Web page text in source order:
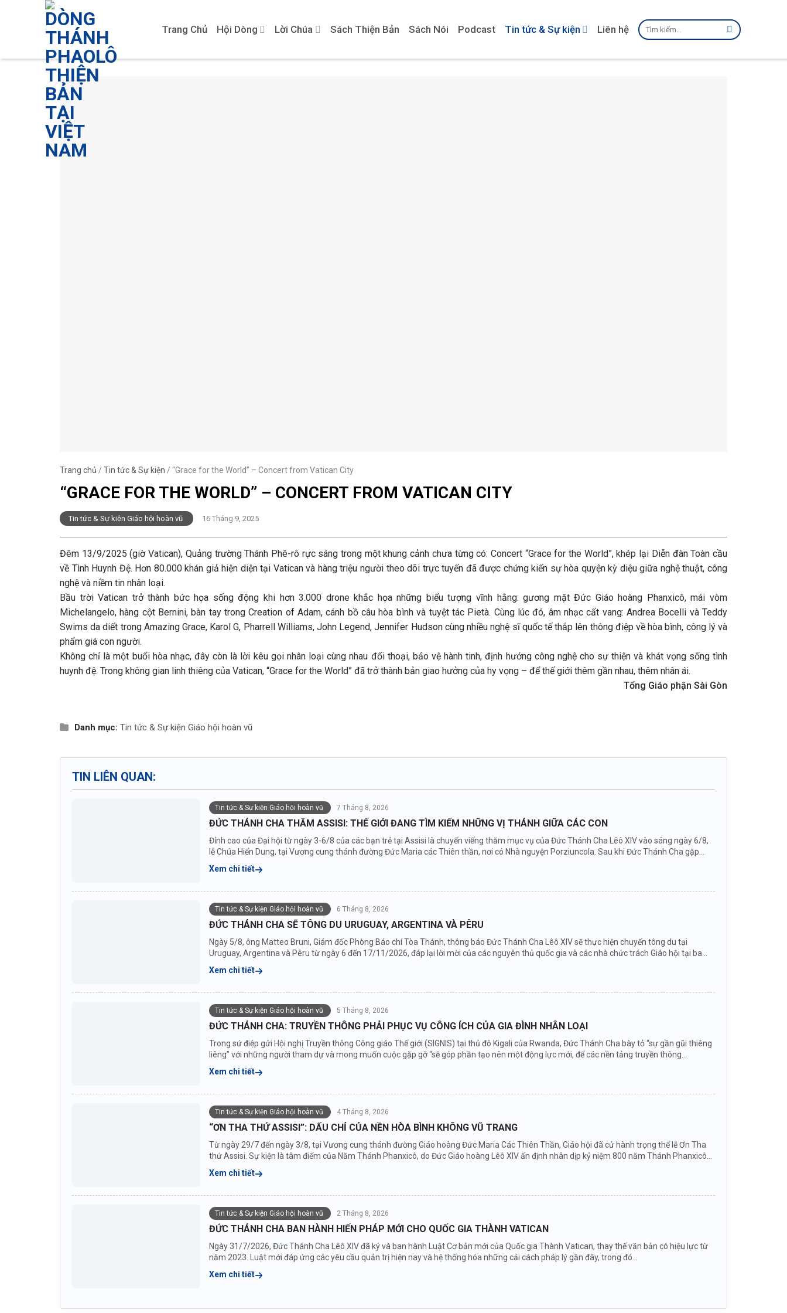
Trang Chủ Hội Dòng Lời Chúa Sách Thiện Bản Sách Nói Podcast Tin tức & Sự kiện Liên hệ
Tìm
kiếm:
Trang chủ / Tin tức & Sự kiện / “Grace for the World” – Concert from Vatican City
“GRACE FOR THE WORLD” – CONCERT FROM VATICAN CITY
Tin tức & Sự kiện Giáo hội hoàn vũ 16 Tháng 9, 2025
Đêm 13/9/2025 (giờ Vatican), Quảng trường Thánh Phê-rô rực sáng trong một khung cảnh chưa từng có: Concert “Grace for the World”, khép lại Diễn đàn Toàn cầu
về Tình Huynh Đệ. Hơn 80.000 khán giả hiện diện tại Vatican và hàng triệu người theo dõi trực tuyến đã được chứng kiến sự hòa quyện kỳ diệu giữa nghệ thuật, công
nghệ và niềm tin nhân loại.
Bầu trời Vatican trở thành bức họa sống động khi hơn 3.000 drone khắc họa những biểu tượng vĩnh hằng: gương mặt Đức Giáo hoàng Phanxicô, mái vòm
Michelangelo, hàng cột Bernini, bàn tay trong Creation of Adam, cánh bồ câu hòa bình và tuyệt tác Pietà. Cùng lúc đó, âm nhạc cất vang: Andrea Bocelli và Teddy
Swims da diết trong Amazing Grace, Karol G, Pharrell Williams, John Legend, Jennifer Hudson cùng nhiều nghệ sĩ quốc tế thắp lên thông điệp về hòa bình, công lý và
phẩm giá con người.
Không chỉ là một buổi hòa nhạc, đây còn là lời kêu gọi nhân loại cùng nhau đối thoại, bảo vệ hành tinh, định hướng công nghệ cho sự thiện và khát vọng sống tình
huynh đệ. Trong không gian linh thiêng của Vatican, “Grace for the World” đã trở thành bản giao hưởng của hy vọng – để thế giới thêm gần nhau, thêm nhân ái.
Tổng Giáo phận Sài Gòn
Danh mục: Tin tức & Sự kiện Giáo hội hoàn vũ
TIN LIÊN QUAN:
Tin tức & Sự kiện Giáo hội hoàn vũ 7 Tháng 8, 2026
ĐỨC THÁNH CHA THĂM ASSISI: THẾ GIỚI ĐANG TÌM KIẾM NHỮNG VỊ THÁNH GIỮA CÁC CON
Đỉnh cao của Đại hội từ ngày 3-6/8 của các bạn trẻ tại Assisi là chuyến viếng thăm mục vụ của Đức Thánh Cha Lêô XIV vào sáng ngày 6/8,
lễ Chúa Hiển Dung, tại Vương cung thánh đường Đức Maria các Thiên thần, nơi có Nhà nguyện Porziuncola. Sau khi Đức Thánh Cha gặp...
Xem chi tiết
Tin tức & Sự kiện Giáo hội hoàn vũ 6 Tháng 8, 2026
ĐỨC THÁNH CHA SẼ TÔNG DU URUGUAY, ARGENTINA VÀ PÊRU
Ngày 5/8, ông Matteo Bruni, Giám đốc Phòng Báo chí Tòa Thánh, thông báo Đức Thánh Cha Lêô XIV sẽ thực hiện chuyến tông du tại
Uruguay, Argentina và Pêru từ ngày 6 đến 17/11/2026, đáp lại lời mời của các nguyên thủ quốc gia và các nhà chức trách Giáo hội tại ba
nước...
Xem chi tiết
Tin tức & Sự kiện Giáo hội hoàn vũ 5 Tháng 8, 2026
ĐỨC THÁNH CHA: TRUYỀN THÔNG PHẢI PHỤC VỤ CÔNG ÍCH CỦA GIA ĐÌNH NHÂN LOẠI
Trong sứ điệp gửi Hội nghị Truyền thông Công giáo Thế giới (SIGNIS) tại thủ đô Kigali của Rwanda, Đức Thánh Cha bày tỏ “sự gần gũi thiêng
liêng” với những người tham dự và mong muốn cuộc gặp gỡ “sẽ góp phần tạo nên một động lực mới, để các nền tảng truyền thông...
Xem chi tiết
Tin tức & Sự kiện Giáo hội hoàn vũ 4 Tháng 8, 2026
“ƠN THA THỨ ASSISI”: DẤU CHỈ CỦA NỀN HÒA BÌNH KHÔNG VŨ TRANG
Từ ngày 29/7 đến ngày 3/8, tại Vương cung thánh đường Giáo hoàng Đức Maria Các Thiên Thần, Giáo hội đã cử hành trọng thể lễ Ơn Tha
thứ Assisi. Sự kiện là tâm điểm của Năm Thánh Phanxicô, do Đức Giáo hoàng Lêô XIV ấn định nhân dịp kỷ niệm 800 năm Thánh Phanxicô...
Xem chi tiết
Tin tức & Sự kiện Giáo hội hoàn vũ 2 Tháng 8, 2026
ĐỨC THÁNH CHA BAN HÀNH HIẾN PHÁP MỚI CHO QUỐC GIA THÀNH VATICAN
Ngày 31/7/2026, Đức Thánh Cha Lêô XIV đã ký và ban hành Luật Cơ bản mới của Quốc gia Thành Vatican, thay thế văn bản có hiệu lực từ
năm 2023. Luật mới đáp ứng các yêu cầu quản trị hiện nay và hệ thống hóa những cải cách pháp lý gần đây, trong đó...
Xem chi tiết